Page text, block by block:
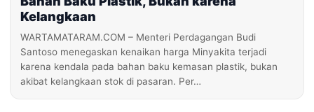
Kelangkaan
WARTAMATARAM.COM – Menteri Perdagangan Budi
Santoso menegaskan kenaikan harga Minyakita terjadi
karena kendala pada bahan baku kemasan plastik, bukan
akibat kelangkaan stok di pasaran. Per…